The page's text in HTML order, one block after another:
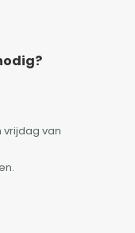
vrijdag van